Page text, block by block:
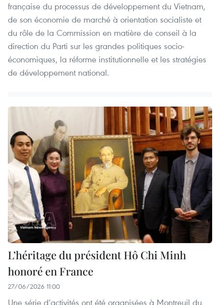
française du processus de développement du Vietnam,
de son économie de marché à orientation socialiste et
du rôle de la Commission en matière de conseil à la
direction du Parti sur les grandes politiques socio-
économiques, la réforme institutionnelle et les stratégies
de développement national.
L’héritage du président Hô Chi Minh
honoré en France
27/06/2026 11:00
Une série d’activités ont été organisées à Montreuil du